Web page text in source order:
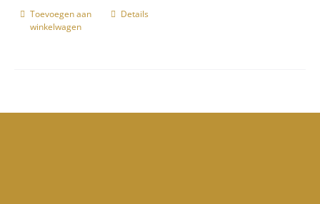
Toevoegen aan
winkelwagen
Details